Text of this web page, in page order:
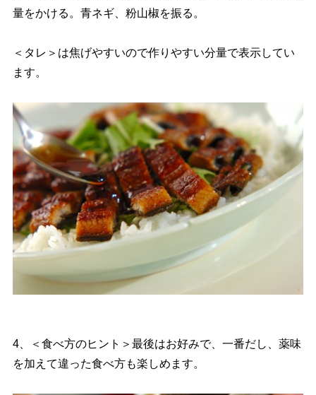
量をかける。青ネギ、粉山椒を振る。
＜タレ＞は焦げやすいので作りやすい分量で表示してい
ます。
4、＜食べ方のヒント＞最後はお好みで、一番だし、薬味
を加えて違った食べ方も楽しめます。